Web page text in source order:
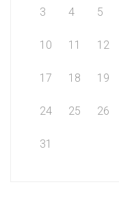
3 4 5
10 11 12
17 18 19
24 25 26
31